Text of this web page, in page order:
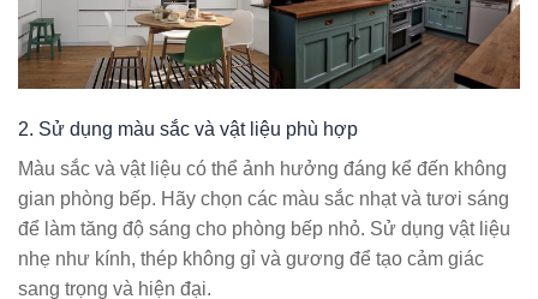
2. Sử dụng màu sắc và vật liệu phù hợp
Màu sắc và vật liệu có thể ảnh hưởng đáng kể đến không
gian phòng bếp. Hãy chọn các màu sắc nhạt và tươi sáng
để làm tăng độ sáng cho phòng bếp nhỏ. Sử dụng vật liệu
nhẹ như kính, thép không gỉ và gương để tạo cảm giác
sang trọng và hiện đại.